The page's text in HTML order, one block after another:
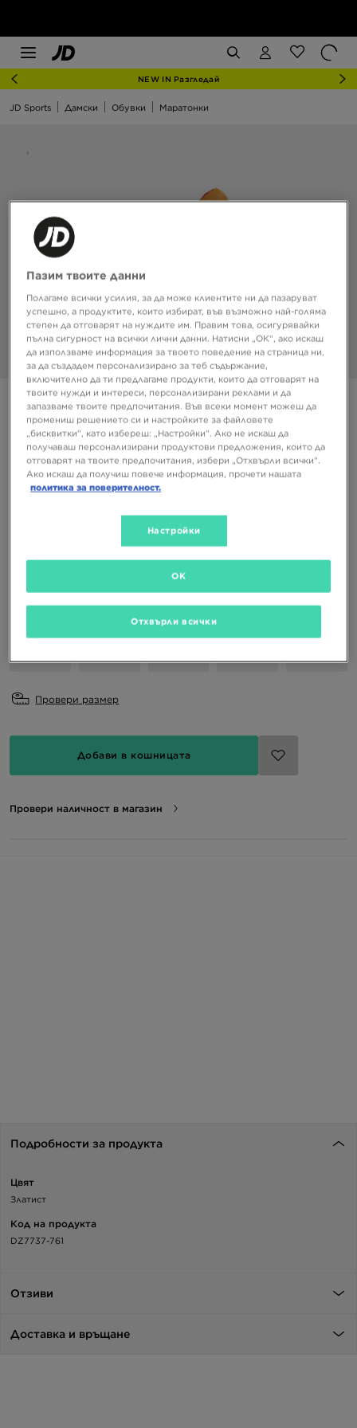
NEW IN Разгледай
JD Sports Дамски Обувки Маратонки
WMNS JORDAN SERIES ES SE
86,91 €
169,98 ЛВ.
37,5
Провери размер
Добави в кошницата
Провери наличност в магазин
Подробности за продукта
Цвят
Златист
Код на продукта
DZ7737-761
Отзиви
Доставка и връщане
Пазим твоите данни
Полагаме всички усилия, за да може клиентите ни да пазаруват
успешно, а продуктите, които избират, във възможно най-голяма
степен да отговарят на нуждите им. Правим това, осигурявайки
пълна сигурност на всички лични данни. Натисни „ОК“, ако искаш
да използваме информация за твоето поведение на страница ни,
за да създадем персонализирано за теб съдържание,
включително да ти предлагаме продукти, които да отговарят на
твоите нужди и интереси, персонализирани реклами и да
запазваме твоите предпочитания. Във всеки момент можеш да
промениш решението си и настройките за файловете
„бисквитки“, като избереш: „Настройки“. Ако не искаш да
получаваш персонализирани продуктови предложения, които да
отговарят на твоите предпочитания, избери „Отхвърли всички“.
Ако искаш да получиш повече информация, прочети нашата
политика за поверителност.
Настройки
Отхвърли всички
OK